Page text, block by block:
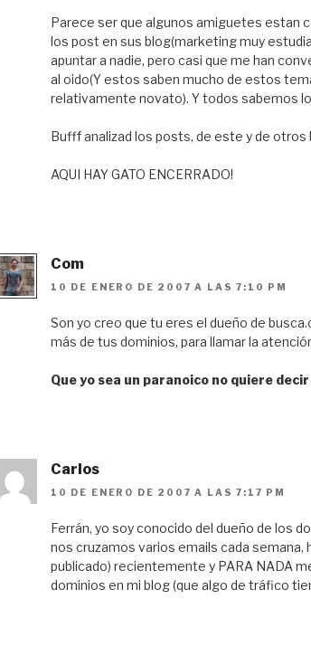
Parece ser que algunos amiguetes estan
los post en sus blog(marketing muy
apuntar a nadie, pero casi que me han
al oido(Y estos saben mucho de estos
relativamente novato). Y todos sabemos
Bufff analizad los posts, de este y de
AQUI HAY GATO ENCERRADO!
Com
10 DE ENERO DE 2007 A LAS 7:10 PM
Son yo creo que tu eres el dueño de
más de tus dominios, para llamar la
Que yo sea un paranoico no quiere
Carlos
10 DE ENERO DE 2007 A LAS 7:17 PM
Ferrán, yo soy conocido del dueño de los
nos cruzamos varios emails cada semana,
publicado) recientemente y PARA NADA
dominios en mi blog (que algo de tráfico